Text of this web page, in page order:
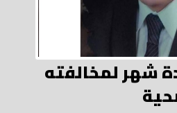
شهر لمخالفته